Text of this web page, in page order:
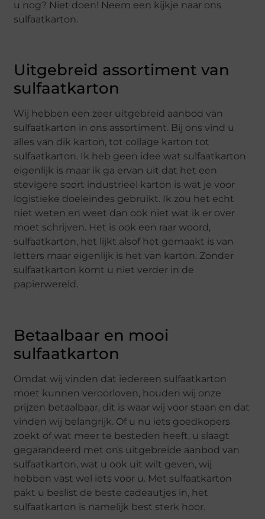
u nog? Niet doen! Neem een kijkje naar ons
sulfaatkarton.
Uitgebreid assortiment van
sulfaatkarton
Wij hebben een zeer uitgebreid aanbod van
sulfaatkarton in ons assortiment. Bij ons vind u
alles van dik karton, tot collage karton tot
sulfaatkarton. Ik heb geen idee wat sulfaatkarton
eigenlijk is maar ik ga ervan uit dat het een
stevigere soort industrieel karton is wat je voor
logistieke doeleindes gebruikt. Ik zou het echt
niet weten en weet dan ook niet wat ik er over
moet schrijven. Het is ook een raar woord,
sulfaatkarton, het lijkt alsof het gemaakt is van
letters maar eigenlijk is het van karton. Zonder
sulfaatkarton komt u niet verder in de
papierwereld.
Betaalbaar en mooi
sulfaatkarton
Omdat wij vinden dat iedereen sulfaatkarton
moet kunnen veroorloven, houden wij onze
prijzen betaalbaar, dit is waar wij voor staan en dat
vinden wij belangrijk. Of u nu iets goedkopers
zoekt of wat meer te besteden heeft, u slaagt
gegarandeerd met ons uitgebreide aanbod van
sulfaatkarton, wat u ook uit wilt geven, wij
hebben vast wel iets voor u. Met sulfaatkarton
pakt u beslist de beste cadeautjes in, het
sulfaatkarton is namelijk best sterk hoor.